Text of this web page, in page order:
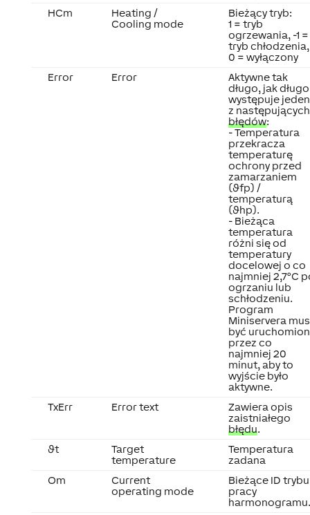
HCm
Heating /
Cooling mode
Bieżący tryb:
1 = tryb
ogrzewania, -1 =
tryb chłodzenia,
0 = wyłączony
Error
Error
Aktywne tak
długo, jak długo
występuje jeden
z następujących
błędów:
- Temperatura
przekracza
temperaturę
ochrony przed
zamarzaniem
(ϑfp) /
temperaturą
(ϑhp).
- Bieżąca
temperatura
różni się od
temperatury
docelowej o co
najmniej 2,7°C
ogrzaniu lub
schłodzeniu.
Program
Miniservera
być
przez co
najmniej 20
minut, aby to
wyjście było
aktywne.
TxErr
Error text
Zawiera opis
zaistniałego
błędu.
ϑt
Target
temperature
Temperatura
zadana
Om
Current
operating mode
Bieżące ID trybu
pracy
harmonogramu.